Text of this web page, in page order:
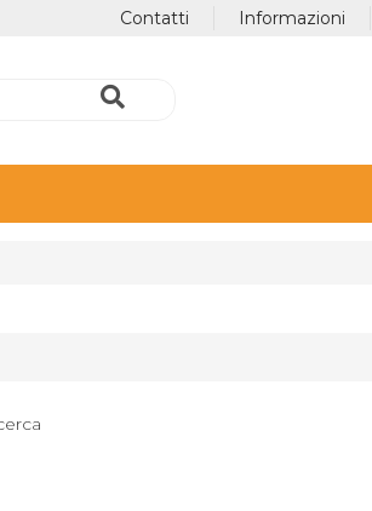
Informazioni
Contatti